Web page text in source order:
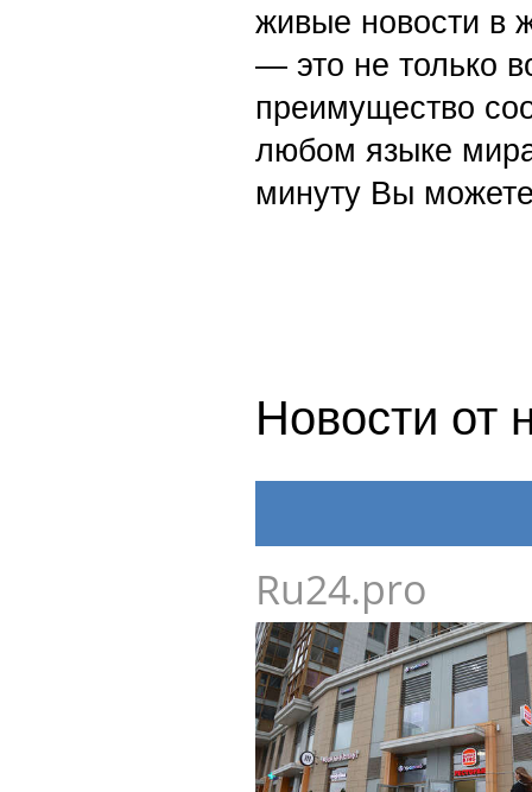
живые новости в
— это не только
преимущество
любом языке
минуту Вы
Новости от
Ru24.pro